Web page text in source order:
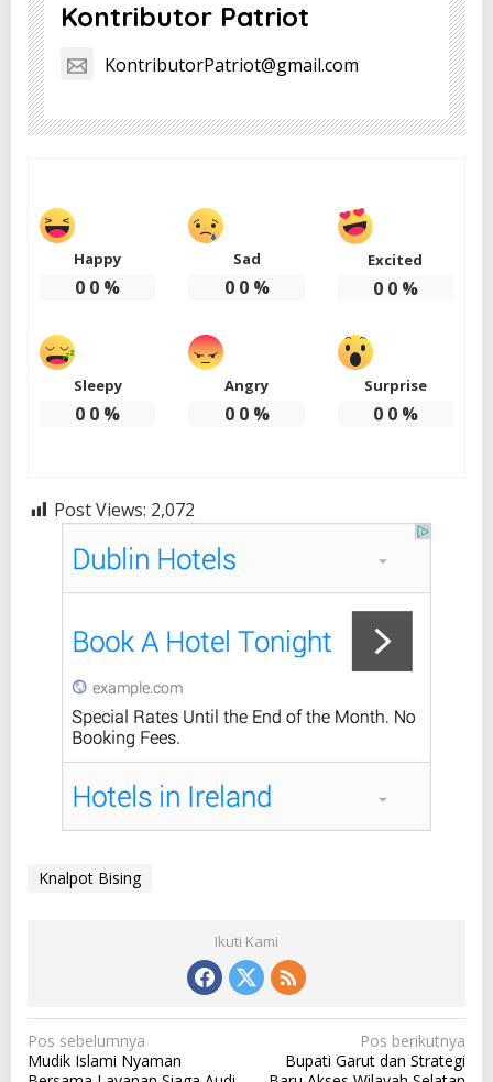
Kontributor Patriot
KontributorPatriot@gmail.com
Happy
0 0 %
Sad
0 0%
Excited
0 0%
Sleepy
0 0 %
Angry
0 0%
Surprise
0 0%
Post Views: 2,072
Knalpot Bising
Ikuti Kami
N
a
Pos sebelumnya
Mudik Islami Nyaman
Pos berikutnya
Bupati Garut dan Strategi